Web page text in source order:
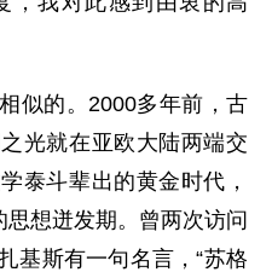
的。2000多年前，古
光就在亚欧大陆两端交
泰斗辈出的黄金时代，
思想迸发期。曾两次访问
基斯有一句名言，“苏格